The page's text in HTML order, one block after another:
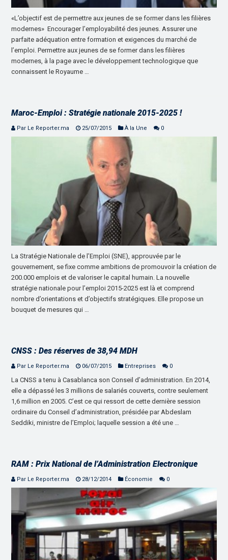
«L’objectif est de permettre aux jeunes de se former dans les filières
modernes» Encourager l’employabilité des jeunes. Assurer une
parfaite adéquation entre formation et exigences du marché de
l’emploi. Permettre aux jeunes de se former dans les filières
modernes, à la page avec le développement technologique que
connaissent le Royaume …
Maroc-Emploi : Stratégie nationale 2015-2025 !
Par Le Reporter.ma 25/07/2015 À la Une 0
La Stratégie Nationale de l’Emploi (SNE), approuvée par le
gouvernement, se fixe comme ambitions de promouvoir la création de
200.000 emplois et de valoriser le capital humain. La nouvelle
stratégie nationale pour l’emploi 2015-2025 est là et comprend
nombre d’orientations et d’objectifs stratégiques. Elle propose un
bouquet de mesures qui …
CNSS : Des réserves de 38,94 MDH
Par Le Reporter.ma 06/07/2015 Entreprises 0
La CNSS a tenu à Casablanca son Conseil d’administration. En 2014,
elle a dépassé les 3 millions de salariés couverts, contre seulement
1,6 million en 2005. C’est ce qui ressort de cette dernière session
ordinaire du Conseil d’administration, présidée par Abdeslam
Seddiki, ministre de l’Emploi; laquelle session a été une …
RAM : Prix National de l’Administration Electronique
Par Le Reporter.ma 28/12/2014 Économie 0